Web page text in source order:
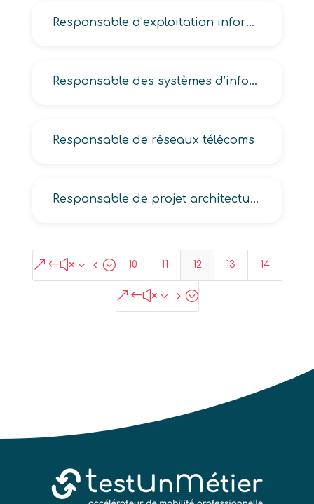
Responsable d’exploitation informatique
Responsable des systèmes d’information, des systèmes informatiques
Responsable de réseaux télécoms
Responsable de projet architecture informatique, télécoms
&#x34; 10 11 12 13 14
&#x35;